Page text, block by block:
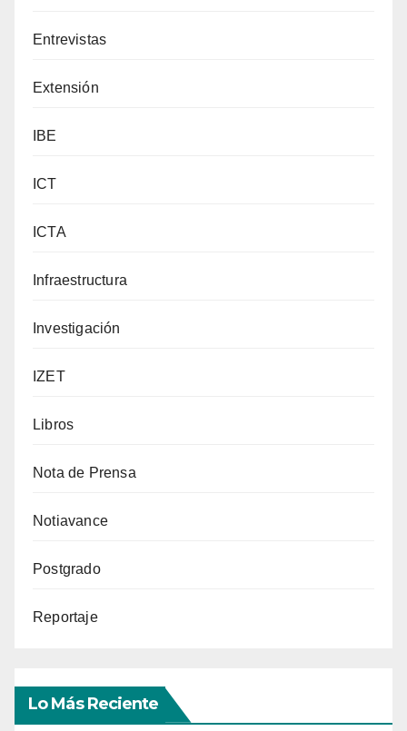
Entrevistas
Extensión
IBE
ICT
ICTA
Infraestructura
Investigación
IZET
Libros
Nota de Prensa
Notiavance
Postgrado
Reportaje
Lo Más Reciente